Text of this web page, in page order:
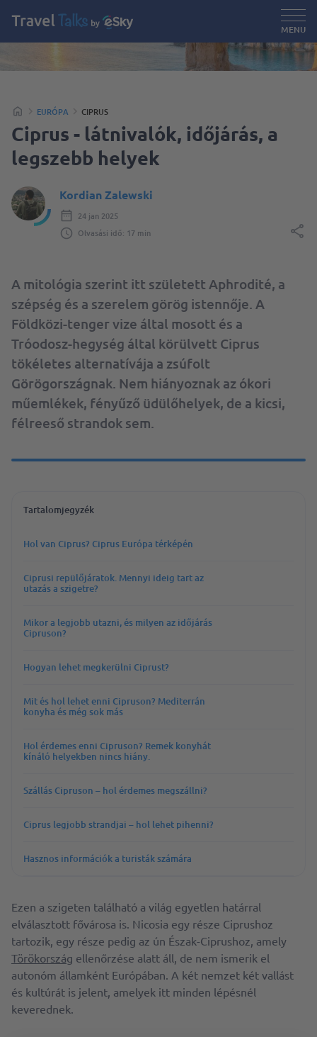
MENU
EURÓPA CIPRUS
Ciprus - látnivalók, időjárás, a
legszebb helyek
Kordian Zalewski
24 jan 2025
Olvasási idő: 17 min
A mitológia szerint itt született Aphrodité, a
szépség és a szerelem görög istennője. A
Földközi-tenger vize által mosott és a
Tróodosz-hegység által körülvett Ciprus
tökéletes alternatívája a zsúfolt
Görögországnak. Nem hiányoznak az ókori
műemlékek, fényűző üdülőhelyek, de a kicsi,
félreeső strandok sem.
Tartalomjegyzék
Hol van Ciprus? Ciprus Európa térképén
Ciprusi repülőjáratok. Mennyi ideig tart az
utazás a szigetre?
Mikor a legjobb utazni, és milyen az időjárás
Cipruson?
Hogyan lehet megkerülni Ciprust?
Mit és hol lehet enni Cipruson? Mediterrán
konyha és még sok más
Hol érdemes enni Cipruson? Remek konyhát
kínáló helyekben nincs hiány.
Szállás Cipruson – hol érdemes megszállni?
Ciprus legjobb strandjai – hol lehet pihenni?
Hasznos információk a turisták számára
Ezen a szigeten található a világ egyetlen határral
elválasztott fővárosa is. Nicosia egy része Ciprushoz
tartozik, egy része pedig az ún Észak-Ciprushoz, amely
Törökország ellenőrzése alatt áll, de nem ismerik el
autonóm államként Európában. A két nemzet két vallást
és kultúrát is jelent, amelyek itt minden lépésnél
keverednek.